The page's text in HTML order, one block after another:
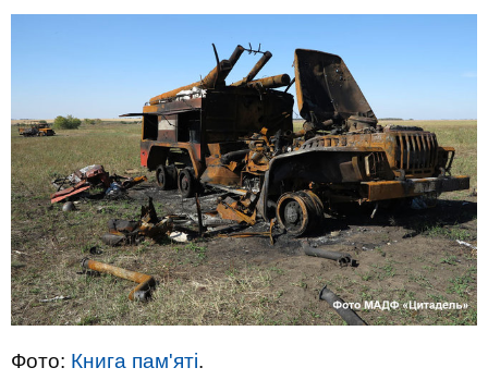
Фото: Книга пам'яті.